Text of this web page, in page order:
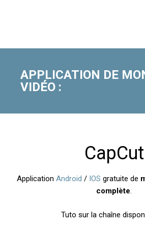
APPLICATION DE
VIDÉO :
CapCut
Application Android /IOS gratuite de
complète.
Tuto sur la chaîne